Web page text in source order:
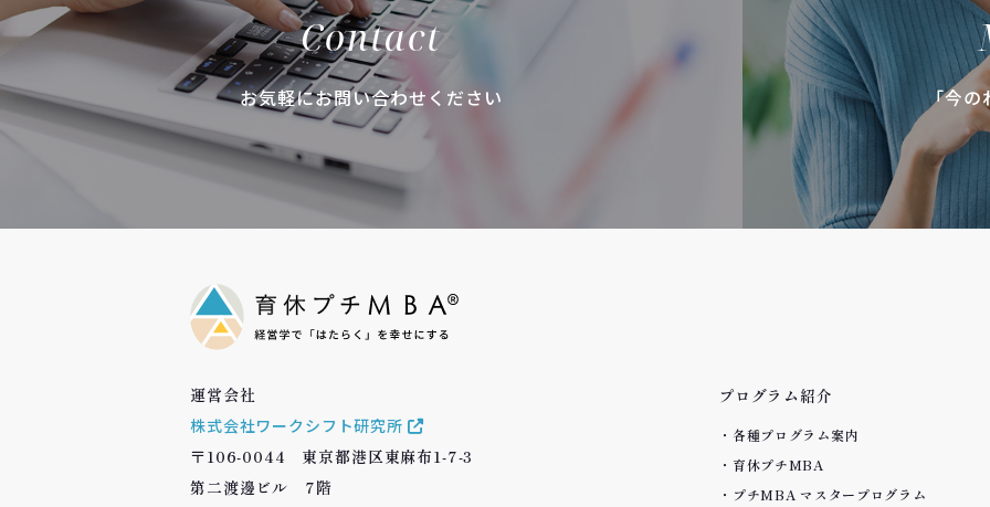
Contact
お気軽にお問い合わせください 「今の
運営会社
株式会社ワークシフト研究所
〒106-0044 東京都港区東麻布1-7-3
第二渡邊ビル 7階
プログラム紹介
各種プログラム案内
育休プチMBA
プチMBA マスタープログラム